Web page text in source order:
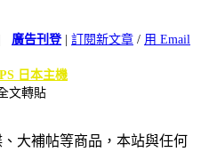
廣告刊登| 訂閱新文章 / 用 Email
日本主機
文轉貼
大補帖等商品，本站與任何